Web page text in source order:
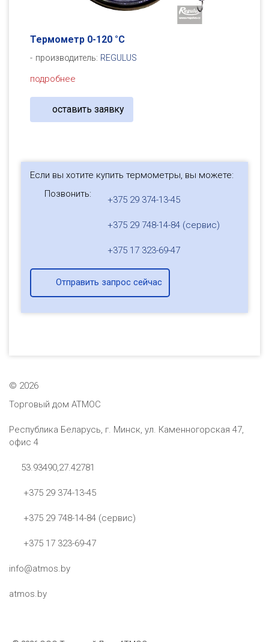
Термометр 0-120 °C
производитель: REGULUS
подробнее
оставить заявку
Если вы хотите купить термометры, вы можете:
Позвонить:
+375 29 374-13-45
+375 29 748-14-84 (сервис)
+375 17 323-69-47
Отправить запрос сейчас
© 2026
Торговый дом АТМОС
Республика Беларусь, г. Минск, ул. Каменногорская 47,
офис 4
53.93490,27.42781
+375 29 374-13-45
+375 29 748-14-84 (сервис)
+375 17 323-69-47
info@atmos.by
atmos.by